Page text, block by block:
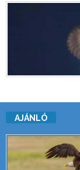
AJÁNLÓ